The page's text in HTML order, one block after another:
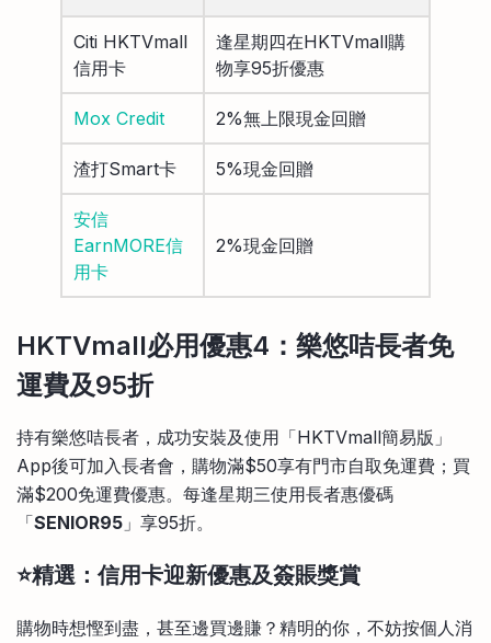
Citi HKTVmall
信用卡
逢星期四在HKTVmall購
物享95折優惠
Mox Credit 2%無上限現金回贈
渣打Smart卡 5%現金回贈
安信
EarnMORE信
用卡
2%現金回贈
HKTVmall必用優惠4：樂悠咭長者免
運費及95折
持有樂悠咭長者，成功安裝及使用「HKTVmall簡易版」
App後可加入長者會，購物滿$50享有門市自取免運費；買
滿$200免運費優惠。每逢星期三使用長者惠優碼
「SENIOR95 」享95折。
⭐精選：信用卡迎新優惠及簽賬獎賞
購物時想慳到盡，甚至邊買邊賺？精明的你，不妨按個人消